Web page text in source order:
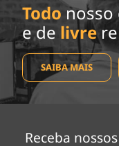
Todo
e de livre
SAIBA MAIS
Receba